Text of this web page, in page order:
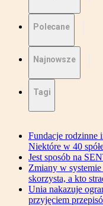
Polecane
Najnowsze
Tagi
Fundacje rodzinne
Niektóre w 40
Jest sposób na
Zmiany w
skorzysta, a kto
Unia nakazuje
przyjęciem